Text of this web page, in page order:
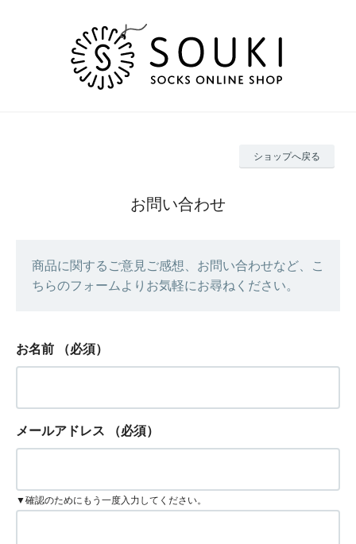
ショップへ戻る
お問い合わせ
商品に関するご意見ご感想、お問い合わせなど、こ
ちらのフォームよりお気軽にお尋ねください。
お名前 （必須）
メールアドレス （必須）
▼確認のためにもう一度入力してください。